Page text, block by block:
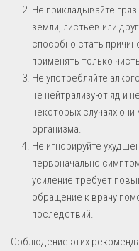
Не прикладывайте
земли, листьев или
способно стать
применять только
Не употребляйте
не нейтрализуют яд и
некоторых случаях
организма.
Не игнорируйте
первоначально
усиление требует
обращение к врачу
последствий.
Соблюдение этих